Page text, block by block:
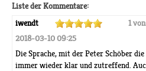
Liste der Kommentare:
iwendt
1
2018-03-10 09:25
Die Sprache, mit der Peter Schöber
immer wieder klar und zutreffend.